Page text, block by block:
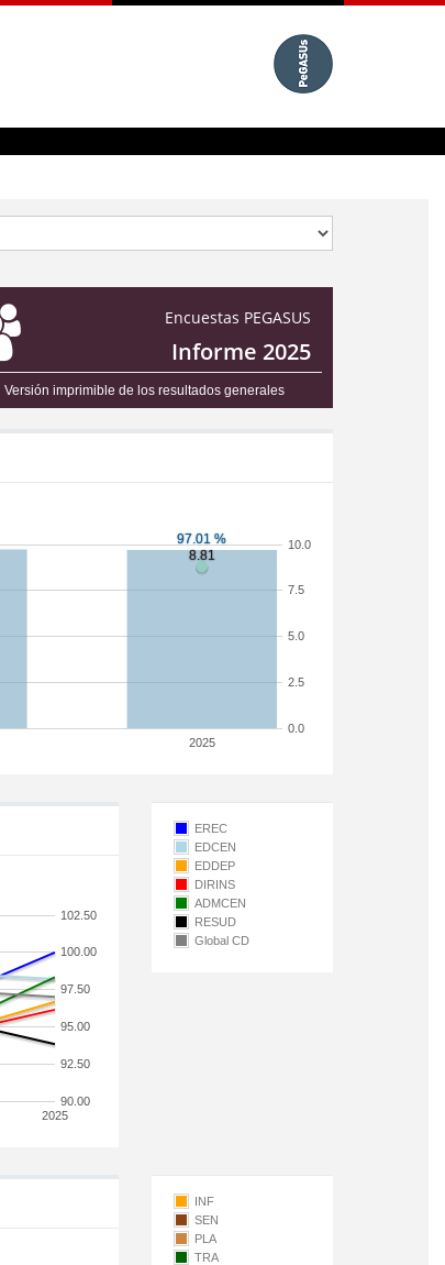
Encuestas PEGASUS
Informe 2025
Versión imprimible de los resultados generales
2025
0.0
2.5
5.0
7.5
10.0
2025
90.00
92.50
95.00
97.50
100.00
102.50
EREC
EDCEN
EDDEP
DIRINS
ADMCEN
RESUD
Global CD
INF
SEN
PLA
TRA